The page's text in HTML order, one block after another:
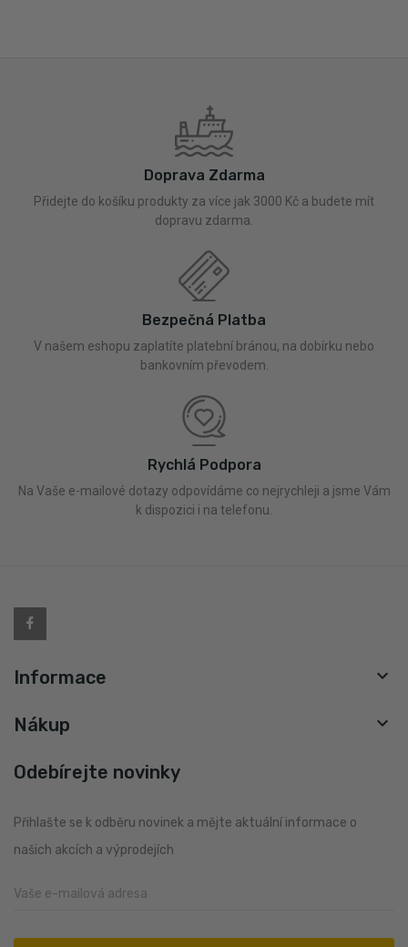
Doprava Zdarma
Přidejte do košíku produkty za více jak 3000 Kč a budete mít
dopravu zdarma.
Bezpečná Platba
V našem eshopu zaplatíte platební bránou, na dobírku nebo
bankovním převodem.
Rychlá Podpora
Na Vaše e-mailové dotazy odpovídáme co nejrychleji a jsme Vám
k dispozici i na telefonu.
Informace 
Nákup 
Odebírejte novinky
Přihlašte se k odběru novinek a mějte aktuální informace o
našich akcích a výprodejích